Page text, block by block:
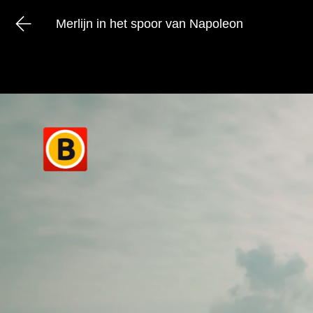
Merlijn in het spoor van Napoleon